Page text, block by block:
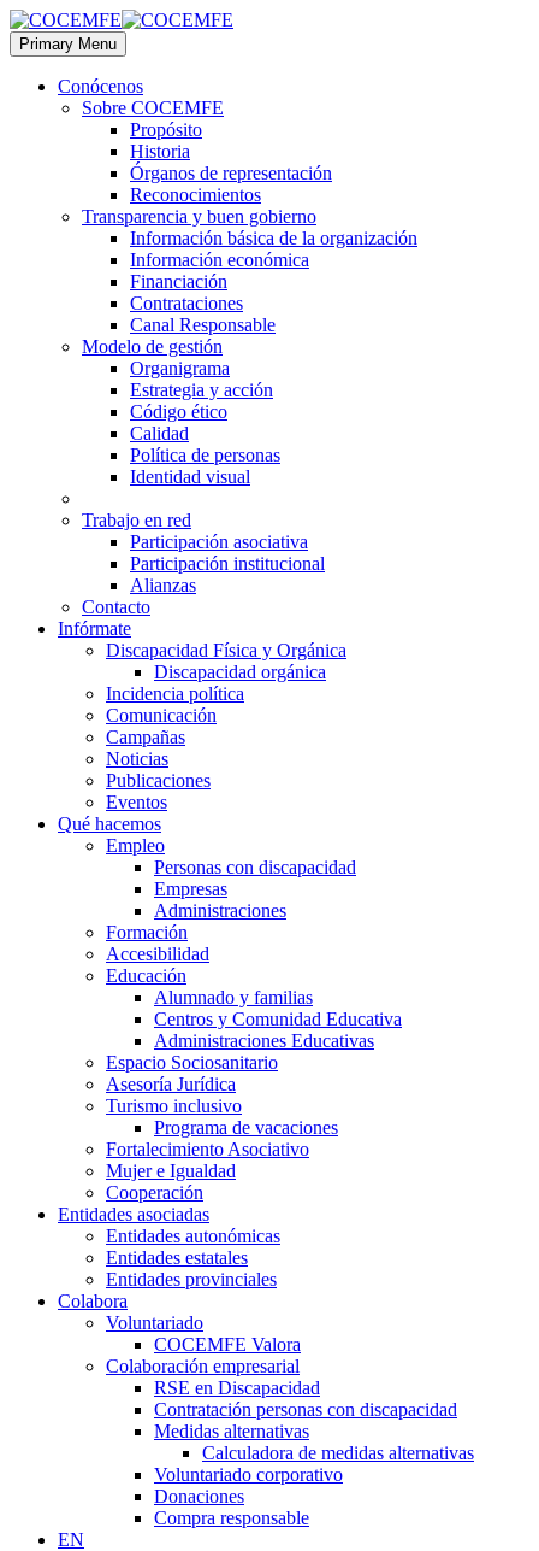
Primary Menu
Conócenos
Sobre COCEMFE
Propósito
Historia
Órganos de representación
Reconocimientos
Transparencia y buen gobierno
Información básica de la organización
Información económica
Financiación
Contrataciones
Canal Responsable
Modelo de gestión
Organigrama
Estrategia y acción
Código ético
Calidad
Política de personas
Identidad visual
Trabajo en red
Participación asociativa
Participación institucional
Alianzas
Contacto
Infórmate
Discapacidad Física y Orgánica
Discapacidad orgánica
Incidencia política
Comunicación
Campañas
Noticias
Publicaciones
Eventos
Qué hacemos
Empleo
Personas con discapacidad
Empresas
Administraciones
Formación
Accesibilidad
Educación
Alumnado y familias
Centros y Comunidad Educativa
Administraciones Educativas
Espacio Sociosanitario
Asesoría Jurídica
Turismo inclusivo
Programa de vacaciones
Fortalecimiento Asociativo
Mujer e Igualdad
Cooperación
Entidades asociadas
Entidades autonómicas
Entidades estatales
Entidades provinciales
Colabora
Voluntariado
COCEMFE Valora
Colaboración empresarial
RSE en Discapacidad
Contratación personas con discapacidad
Medidas alternativas
Calculadora de medidas alternativas
Voluntariado corporativo
Donaciones
Compra responsable
EN